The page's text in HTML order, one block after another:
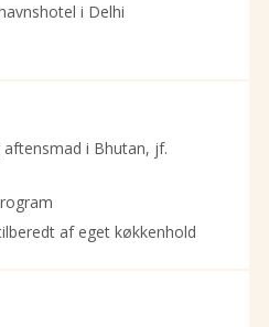
i Delhi
i Bhutan, jf.
af eget køkkenhold